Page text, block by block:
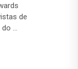
de
do